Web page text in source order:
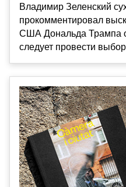
Владимир Зеленский
прокомментировал
США Дональда Трампа
следует провести